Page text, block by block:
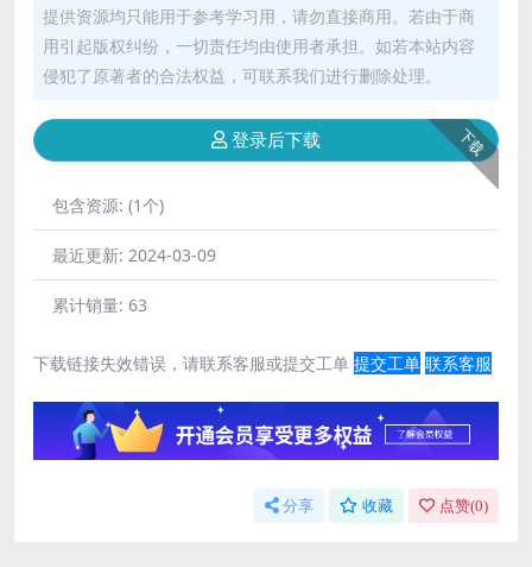
提供资源均只能用于参考学习用，请勿直接商用。若由于商
用引起版权纠纷，一切责任均由使用者承担。如若本站内容
侵犯了原著者的合法权益，可联系我们进行删除处理。
下载
登录后下载
包含资源: (1个)
最近更新: 2024-03-09
累计销量: 63
下载链接失效错误，请联系客服或提交工单 提交工单 联系客服
分享 收藏 点赞(0)